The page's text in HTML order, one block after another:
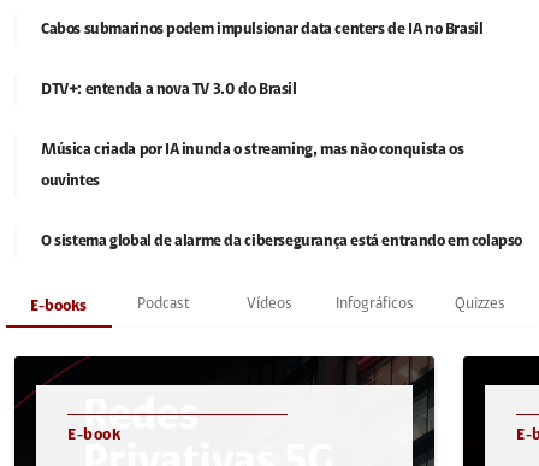
Cabos submarinos podem impulsionar data centers de IA no Brasil
DTV+: entenda a nova TV 3.0 do Brasil
Música criada por IA inunda o streaming, mas não conquista os
ouvintes
O sistema global de alarme da cibersegurança está entrando em colapso
E-books Podcast Vídeos Infográficos Quizzes
E-book E-